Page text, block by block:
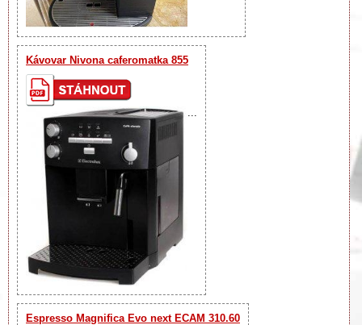
Kávovar Nivona caferomatka 855
Espresso Magnifica Evo next ECAM 310.60